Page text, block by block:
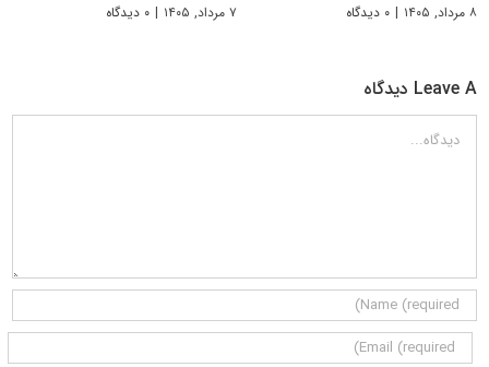
۸ مرداد, ۱۴۰۵ | ۰ دیدگاه ۷ مرداد, ۱۴۰۵ | ۰ دیدگاه
Leave A دیدگاه
دیدگاه